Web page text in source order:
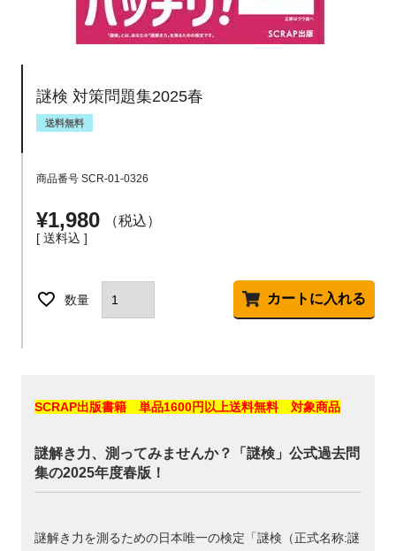
謎検 対策問題集2025春
送料無料
商品番号 SCR-01-0326
¥1,980 税込
送料込
カートに入れる
SCRAP出版書籍 単品1600円以上送料無料 対象商品
謎解き力、測ってみませんか？「謎検」公式過去問
集の2025年度春版！
謎解き力を測るための日本唯一の検定「謎検（正式名称:謎